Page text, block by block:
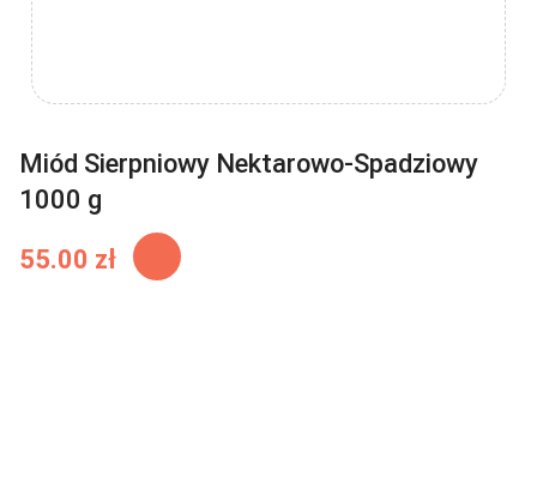
Miód Sierpniowy Nektarowo-Spadziowy
1000 g
55.00 zł